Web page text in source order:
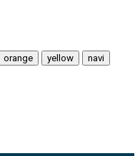
orange yellow
navi